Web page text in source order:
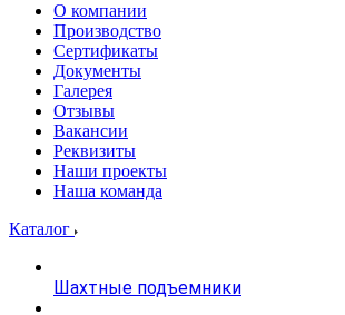
О компании
Производство
Сертификаты
Документы
Галерея
Отзывы
Вакансии
Реквизиты
Наши проекты
Наша команда
Каталог
Шахтные подъемники